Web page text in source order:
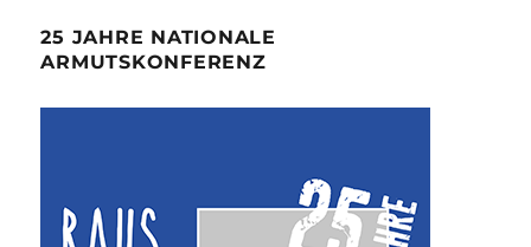
25 JAHRE NATIONALE
ARMUTSKONFERENZ